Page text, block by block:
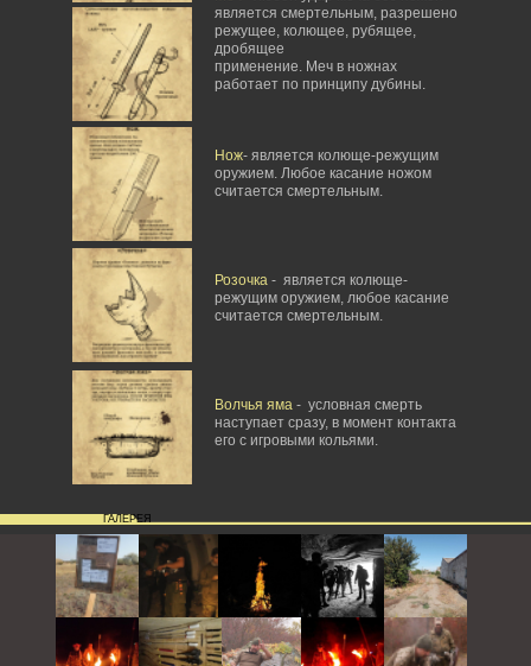
является смертельным, разрешено
режущее, колющее, рубящее,
дробящее
применение. Меч в ножнах
работает по принципу дубины.
Нож- является колюще-режущим
оружием. Любое касание ножом
считается смертельным.
Розочка- является колюще-
режущим оружием, любое касание
считается смертельным.
Волчья яма- условная смерть
наступает сразу, в момент контакта
его с игровыми кольями.
ГАЛЕРЕЯ